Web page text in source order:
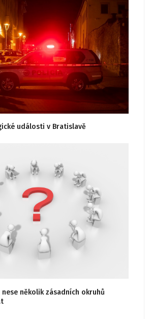
události v Bratislavě
několik zásadních okruhů